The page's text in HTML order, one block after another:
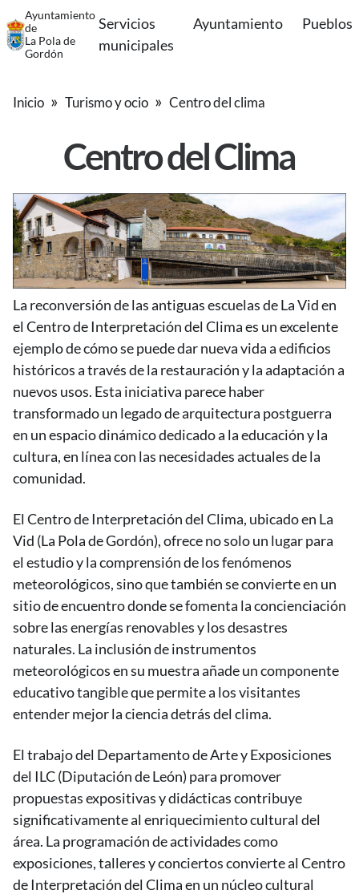
Ayuntamiento
de
La Pola de
Gordón
Servicios
municipales
Ayuntamiento Pueblos
Inicio Turismo y ocio Centro del clima
Centro del Clima
La reconversión de las antiguas escuelas de La Vid en
el Centro de Interpretación del Clima es un excelente
ejemplo de cómo se puede dar nueva vida a edificios
históricos a través de la restauración y la adaptación a
nuevos usos. Esta iniciativa parece haber
transformado un legado de arquitectura postguerra
en un espacio dinámico dedicado a la educación y la
cultura, en línea con las necesidades actuales de la
comunidad.
El Centro de Interpretación del Clima, ubicado en La
Vid (La Pola de Gordón), ofrece no solo un lugar para
el estudio y la comprensión de los fenómenos
meteorológicos, sino que también se convierte en un
sitio de encuentro donde se fomenta la concienciación
sobre las energías renovables y los desastres
naturales. La inclusión de instrumentos
meteorológicos en su muestra añade un componente
educativo tangible que permite a los visitantes
entender mejor la ciencia detrás del clima.
El trabajo del Departamento de Arte y Exposiciones
del ILC (Diputación de León) para promover
propuestas expositivas y didácticas contribuye
significativamente al enriquecimiento cultural del
área. La programación de actividades como
exposiciones, talleres y conciertos convierte al Centro
de Interpretación del Clima en un núcleo cultural